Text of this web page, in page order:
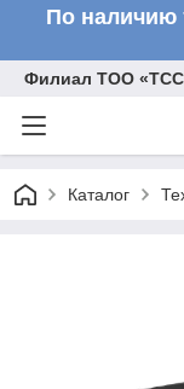
По наличию
Филиал ТОО
Каталог